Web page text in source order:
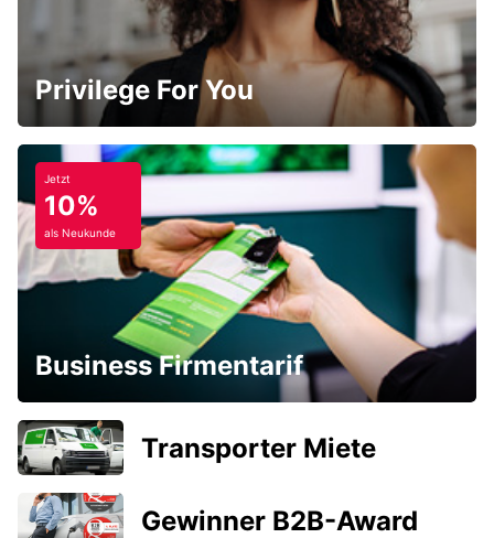
Privilege For You
Jetzt
10%
als Neukunde
Business Firmentarif
Transporter Miete
Gewinner B2B-Award